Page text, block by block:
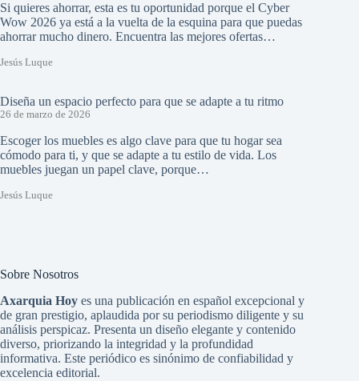
Si quieres ahorrar, esta es tu oportunidad porque el Cyber
Wow 2026 ya está a la vuelta de la esquina para que puedas
ahorrar mucho dinero. Encuentra las mejores ofertas…
Jesús Luque
Diseña un espacio perfecto para que se adapte a tu ritmo
26 de marzo de 2026
Escoger los muebles es algo clave para que tu hogar sea
cómodo para ti, y que se adapte a tu estilo de vida. Los
muebles juegan un papel clave, porque…
Jesús Luque
Sobre Nosotros
Axarquia Hoy es una publicación en español excepcional y
de gran prestigio, aplaudida por su periodismo diligente y su
análisis perspicaz. Presenta un diseño elegante y contenido
diverso, priorizando la integridad y la profundidad
informativa. Este periódico es sinónimo de confiabilidad y
excelencia editorial.